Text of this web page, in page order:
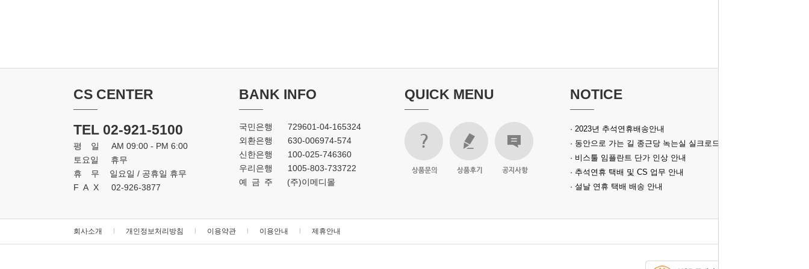
CS CENTER
TEL 02-921-5100
평일
AM 09:00 - PM 6:00
토요일
휴무
휴무
일요일 / 공휴일 휴무
FAX
02-926-3877
BANK INFO
국민은행
729601-04-165324
외환은행
630-006974-574
신한은행
100-025-746360
우리은행
1005-803-733722
예금주
(주)이메디몰
QUICK MENU NOTICE
· 2023년 추석연휴배송안내
· 동안으로 가는 길 종근당 녹는실 실크로드
· 비스툴 임플란트 단가 인상 안내
· 추석연휴 택배 및 CS 업무 안내
· 설날 연휴 택배 배송 안내
회사소개 개인정보처리방침 이용약관 이용안내 제휴안내